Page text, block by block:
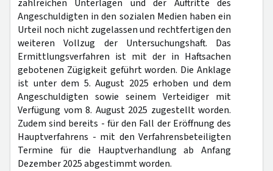
zahlreichen Unterlagen und der Auftritte des
Angeschuldigten in den sozialen Medien haben ein
Urteil noch nicht zugelassen und rechtfertigen den
weiteren Vollzug der Untersuchungshaft. Das
Ermittlungsverfahren ist mit der in Haftsachen
gebotenen Zügigkeit geführt worden. Die Anklage
ist unter dem 5. August 2025 erhoben und dem
Angeschuldigten sowie seinem Verteidiger mit
Verfügung vom 8. August 2025 zugestellt worden.
Zudem sind bereits - für den Fall der Eröffnung des
Hauptverfahrens - mit den Verfahrensbeteiligten
Termine für die Hauptverhandlung ab Anfang
Dezember 2025 abgestimmt worden.